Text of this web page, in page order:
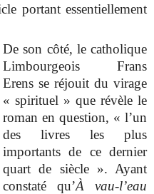
portant essentiellement
De son côté, le catholique
Limbourgeois Frans
Erens se réjouit du virage
« spirituel » que révèle le
roman en question, « l’un
des livres les plus
importants de ce dernier
quart de siècle ». Ayant
constaté qu’À vau-l’eau